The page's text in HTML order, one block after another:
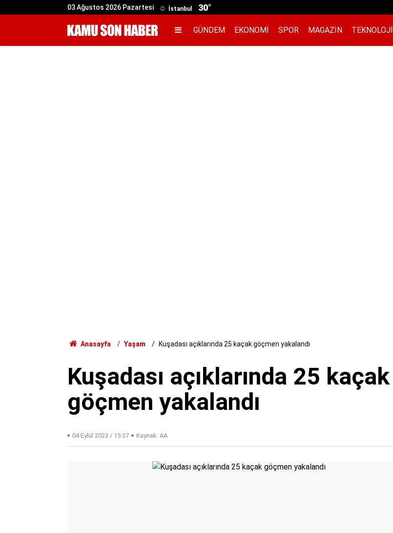
03 Ağustos 2026 Pazartesi İstanbul 30°
GÜNDEM EKONOMI SPOR MAGAZIN TEKNOLOJI
Anasayfa Yaşam Kuşadası açıklarında 25 kaçak göçmen yakalandı
Kuşadası açıklarında 25 kaçak
göçmen yakalandı
04 Eylül 2023 / 15:37 Kaynak: AA